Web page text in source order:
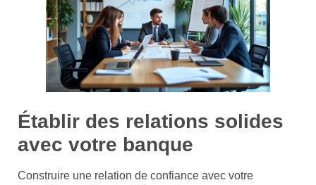
Établir des relations solides
avec votre banque
Construire une relation de confiance avec votre